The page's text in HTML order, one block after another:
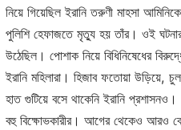
নিয়ে গিয়েছিল ইরানি তরুণী মাহসা
পুলিশি হেফাজতে মৃত্যু হয় তাঁর। ওই
উঠেছিল। পোশাক নিয়ে বিধিনিষেধের
ইরানি মহিলারা। হিজাব ফতোয়া উড়িয়ে,
হাত গুটিয়ে বসে থাকেনি ইরানি
বহু বিক্ষোভকারীর। আগের থেকেও আরও